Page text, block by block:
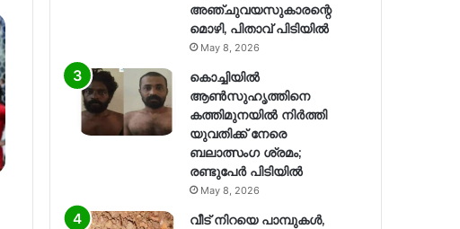
അഞ്ചുവയസുകാരന്റെ
മൊഴി, പിതാവ് പിടിയിൽ
May 8, 2026
കൊച്ചിയിൽ
ആൺസുഹൃത്തിനെ
കത്തിമുനയിൽ നിർത്തി
യുവതിക്ക് നേരെ
ബലാത്സംഗ​ ശ്രമം;
രണ്ടുപേർ പിടിയിൽ
May 8, 2026
വീട് നിറയെ പാമ്പുകൾ,